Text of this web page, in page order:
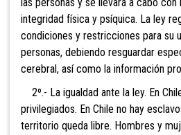
las personas y se llevará a cabo
integridad física y psíquica. La ley
condiciones y restricciones para su
personas, debiendo resguardar
cerebral, así como la información
2º.- La igualdad ante la ley. En
privilegiados. En Chile no hay
territorio queda libre. Hombres y